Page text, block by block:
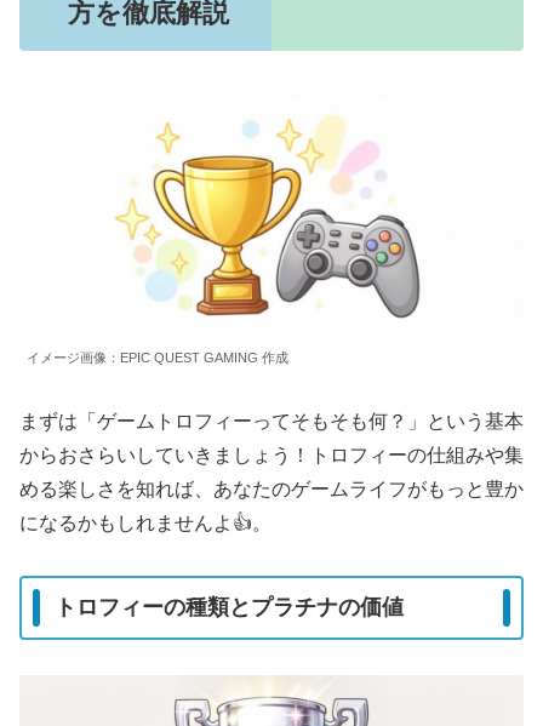
方を徹底解説
イメージ画像：EPIC QUEST GAMING 作成
まずは「ゲームトロフィーってそもそも何？」という基本
からおさらいしていきましょう！トロフィーの仕組みや集
める楽しさを知れば、あなたのゲームライフがもっと豊か
になるかもしれませんよ👍。
トロフィーの種類とプラチナの価値